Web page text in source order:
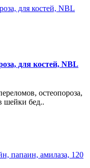
для костей, NBL
остеопороза,
шейки бед..